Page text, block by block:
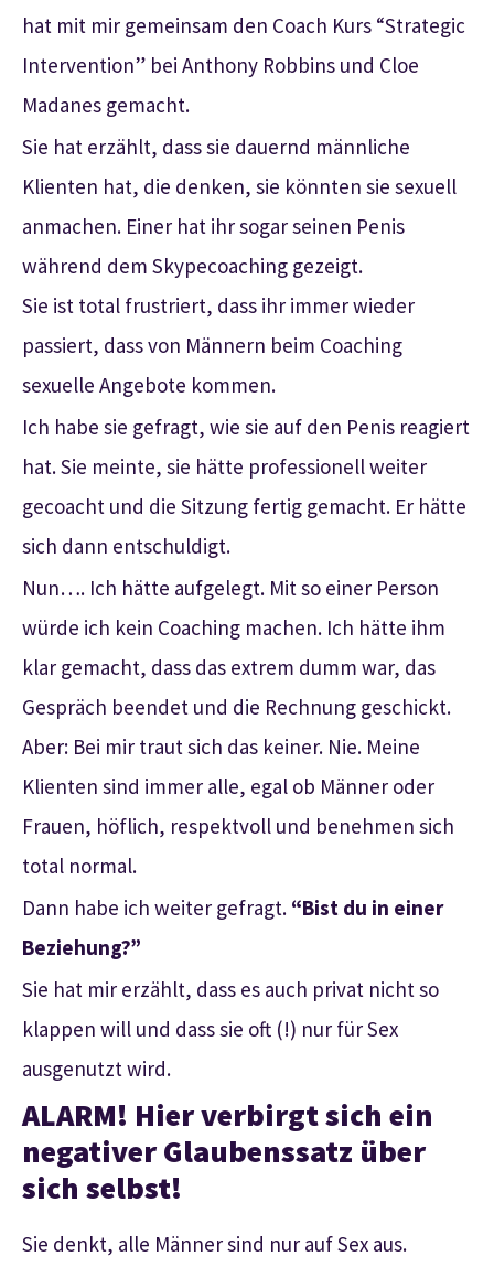
hat mit mir gemeinsam den Coach Kurs “Strategic
Intervention” bei Anthony Robbins und Cloe
Madanes gemacht.
Sie hat erzählt, dass sie dauernd männliche
Klienten hat, die denken, sie könnten sie sexuell
anmachen. Einer hat ihr sogar seinen Penis
während dem Skypecoaching gezeigt.
Sie ist total frustriert, dass ihr immer wieder
passiert, dass von Männern beim Coaching
sexuelle Angebote kommen.
Ich habe sie gefragt, wie sie auf den Penis reagiert
hat. Sie meinte, sie hätte professionell weiter
gecoacht und die Sitzung fertig gemacht. Er hätte
sich dann entschuldigt.
Nun…. Ich hätte aufgelegt. Mit so einer Person
würde ich kein Coaching machen. Ich hätte ihm
klar gemacht, dass das extrem dumm war, das
Gespräch beendet und die Rechnung geschickt.
Aber: Bei mir traut sich das keiner. Nie. Meine
Klienten sind immer alle, egal ob Männer oder
Frauen, höflich, respektvoll und benehmen sich
total normal.
Dann habe ich weiter gefragt. “Bist du in einer
Beziehung?”
Sie hat mir erzählt, dass es auch privat nicht so
klappen will und dass sie oft (!) nur für Sex
ausgenutzt wird.
ALARM! Hier verbirgt sich ein
negativer Glaubenssatz über
sich selbst!
Sie denkt, alle Männer sind nur auf Sex aus.